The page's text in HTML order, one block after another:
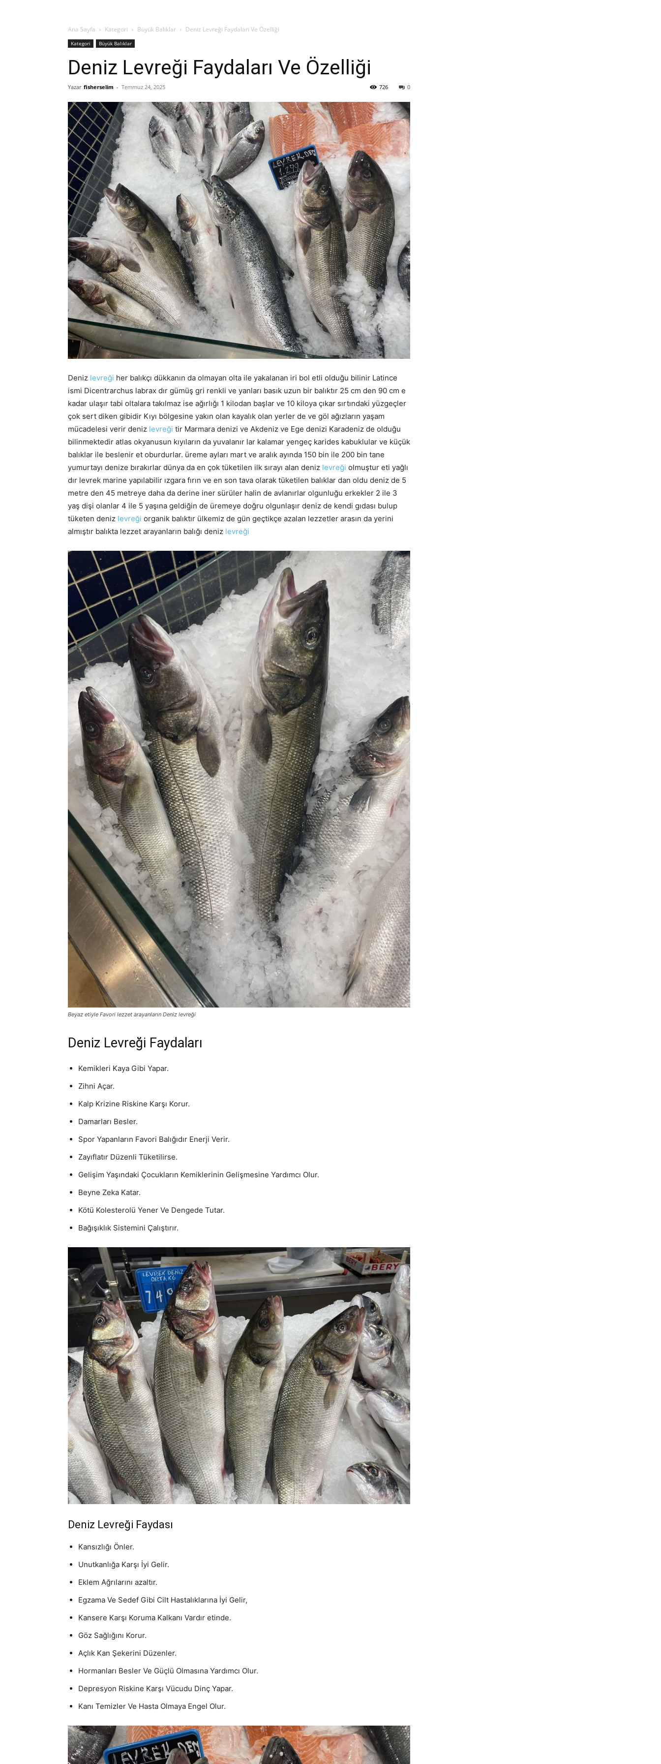
Ana Sayfa Kategori Büyük Balıklar Deniz Levreği Faydaları Ve Özelliği
Kategori Büyük Balıklar
Deniz Levreği Faydaları Ve Özelliği
Yazar fisherselim - Temmuz 24, 2025 0
726
Deniz levreği her balıkçı dükkanın da olmayan olta ile yakalanan iri bol etli olduğu bilinir Latince
ismi Dicentrarchus labrax dır gümüş gri renkli ve yanları basık uzun bir balıktır 25 cm den 90 cm e
kadar ulaşır tabi oltalara takılmaz ise ağırlığı 1 kilodan başlar ve 10 kiloya çıkar sırtındaki yüzgeçler
çok sert diken gibidir Kıyı bölgesine yakın olan kayalık olan yerler de ve göl ağızların yaşam
mücadelesi verir deniz levreği tir Marmara denizi ve Akdeniz ve Ege denizi Karadeniz de olduğu
bilinmektedir atlas okyanusun kıyıların da yuvalanır lar kalamar yengeç karides kabuklular ve küçük
balıklar ile beslenir et oburdurlar. üreme ayları mart ve aralık ayında 150 bin ile 200 bin tane
yumurtayı denize bırakırlar dünya da en çok tüketilen ilk sırayı alan deniz levreği olmuştur eti yağlı
dır levrek marine yapılabilir ızgara fırın ve en son tava olarak tüketilen balıklar dan oldu deniz de 5
metre den 45 metreye daha da derine iner sürüler halin de avlanırlar olgunluğu erkekler 2 ile 3
yaş dişi olanlar 4 ile 5 yaşına geldiğin de üremeye doğru olgunlaşır deniz de kendi gıdası bulup
tüketen deniz levreği organik balıktır ülkemiz de gün geçtikçe azalan lezzetler arasın da yerini
almıştır balıkta lezzet arayanların balığı deniz levreği
Beyaz etiyle Favori lezzet arayanların Deniz levreği
Deniz Levreği Faydaları
Kemikleri Kaya Gibi Yapar.
Zihni Açar.
Kalp Krizine Riskine Karşı Korur.
Damarları Besler.
Spor Yapanların Favori Balığıdır Enerji Verir.
Zayıflatır Düzenli Tüketilirse.
Gelişim Yaşındaki Çocukların Kemiklerinin Gelişmesine Yardımcı Olur.
Beyne Zeka Katar.
Kötü Kolesterolü Yener Ve Dengede Tutar.
Bağışıklık Sistemini Çalıştırır.
Deniz Levreği Faydası
Kansızlığı Önler.
Unutkanlığa Karşı İyi Gelir.
Eklem Ağrılarını azaltır.
Egzama Ve Sedef Gibi Cilt Hastalıklarına İyi Gelir,
Kansere Karşı Koruma Kalkanı Vardır etinde.
Göz Sağlığını Korur.
Açlık Kan Şekerini Düzenler.
Hormanları Besler Ve Güçlü Olmasına Yardımcı Olur.
Depresyon Riskine Karşı Vücudu Dinç Yapar.
Kanı Temizler Ve Hasta Olmaya Engel Olur.